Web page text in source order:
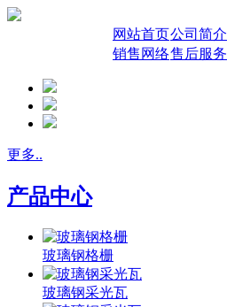
网站首页公司简介
销售网络售后服务
更多..
产品中心
玻璃钢格栅
玻璃钢采光瓦